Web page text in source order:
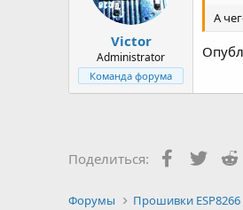
Victor
Administrator
Команда форума
А
Поделиться: Facebook
Twitter
Форумы Прошивки ESP8266